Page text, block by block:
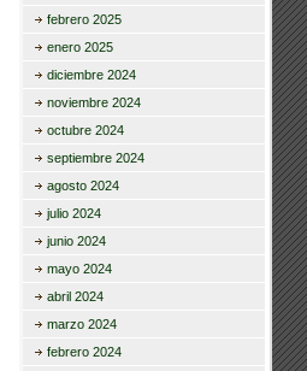
febrero 2025
enero 2025
diciembre 2024
noviembre 2024
octubre 2024
septiembre 2024
agosto 2024
julio 2024
junio 2024
mayo 2024
abril 2024
marzo 2024
febrero 2024